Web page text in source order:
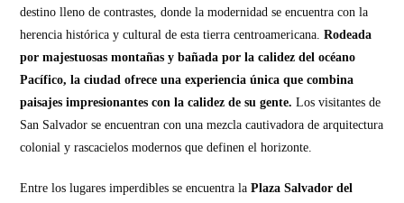
destino lleno de contrastes, donde la modernidad se encuentra con la
herencia histórica y cultural de esta tierra centroamericana.Rodeada
por majestuosas montañas y bañada por la calidez del océano
Pacífico, la ciudad ofrece una experiencia única que combina
paisajes impresionantes con la calidez de su gente. Los visitantes de
San Salvador se encuentran con una mezcla cautivadora de arquitectura
colonial y rascacielos modernos que definen el horizonte.
Entre los lugares imperdibles se encuentra laPlaza Salvador del